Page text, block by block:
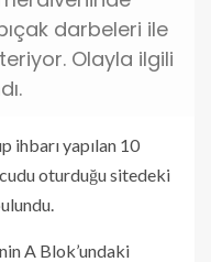
darbeleri ile
Olayla ilgili
ihbarı yapılan 10
oturduğu sitedeki
A Blok’undaki